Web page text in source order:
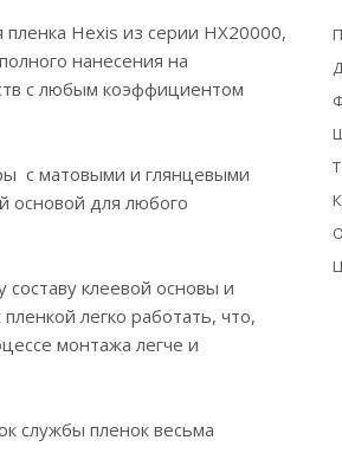
пленка Hexis из серии НХ20000,
нанесения на
с любым коэффициентом
с матовыми и глянцевыми
основой для любого
составу клеевой основы и
легко работать, что,
монтажа легче и
службы пленок весьма